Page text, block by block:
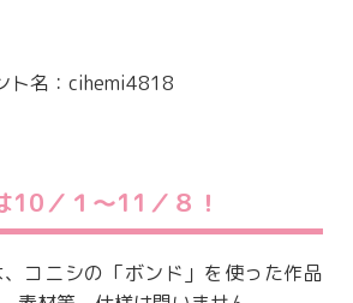
ト名：cihemi4818
10／１～11／８！
コニシの「ボンド」を使った作品